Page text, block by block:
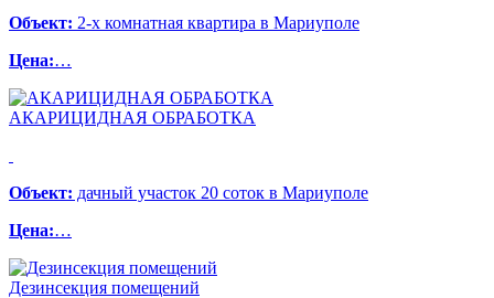
Объект: 2-х комнатная квартира в Мариуполе
Цена:…
АКАРИЦИДНАЯ ОБРАБОТКА
Объект: дачный участок 20 соток в Мариуполе
Цена:…
Дезинсекция помещений